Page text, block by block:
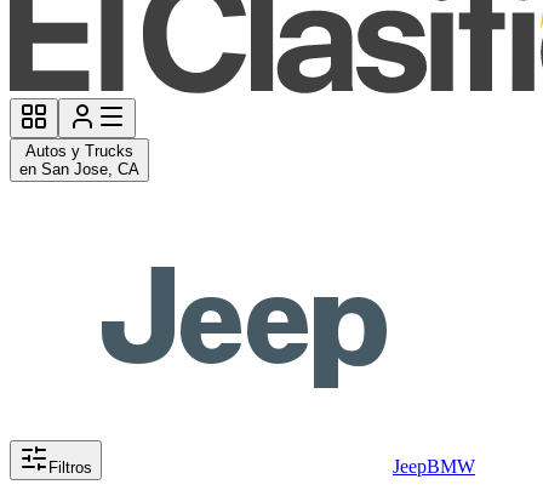
Autos y Trucks
en San Jose, CA
Filtros JeepBMW